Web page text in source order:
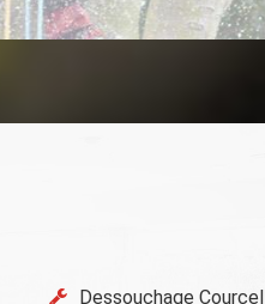
Dessouchage